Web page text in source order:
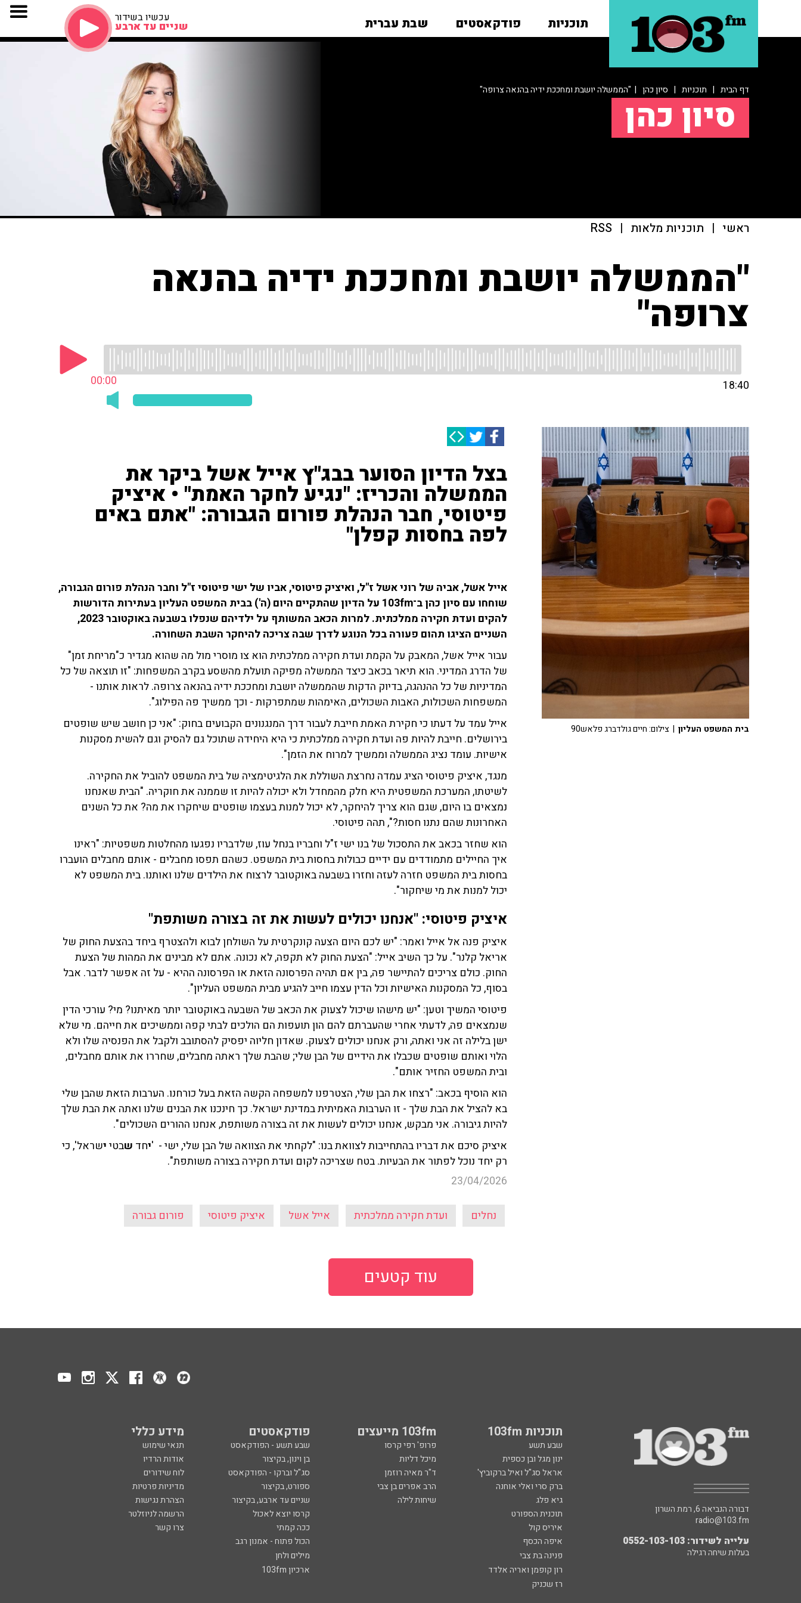
תוכניות פודקאסטים שבת עברית עכשיו בשידור
שניים עד ארבע
דף הבית | תוכניות | סיון כהן | "הממשלה יושבת ומחככת ידיה בהנאה צרופה"
סיון כהן
ראשי | תוכניות מלאות |
RSS
"הממשלה יושבת ומחככת ידיה בהנאה
צרופה"
00:00 18:40
בצל הדיון הסוער בבג"ץ אייל אשל ביקר את
הממשלה והכריז: "נגיע לחקר האמת" • איציק
פיטוסי, חבר הנהלת פורום הגבורה: "אתם באים
לפה בחסות קפלן"
אייל אשל, אביה של רוני אשל ז"ל, ואיציק פיטוסי, אביו של ישי פיטוסי ז"ל וחבר הנהלת פורום הגבורה,
שוחחו עם סיון כהן ב־103fm על הדיון שהתקיים היום (ה') בבית המשפט העליון בעתירות הדורשות
להקים ועדת חקירה ממלכתית. למרות הכאב המשותף על ילדיהם שנפלו בשבעה באוקטובר 2023,
השניים הציגו תהום פעורה בכל הנוגע לדרך שבה צריכה להיחקר השבת השחורה.
עבור אייל אשל, המאבק על הקמת ועדת חקירה ממלכתית הוא צו מוסרי מול מה שהוא מגדיר כ"מריחת זמן"
של הדרג המדיני. הוא תיאר בכאב כיצד הממשלה מפיקה תועלת מהשסע בקרב המשפחות: "זו תוצאה של כל
המדיניות של כל ההנהגה, בדיוק הדקות שהממשלה יושבת ומחככת ידיה בהנאה צרופה. לראות אותנו -
המשפחות השכולות, האבות השכולים, האימהות שמתפרקות - וכך ממשיך פה הפילוג".
אייל עמד על דעתו כי חקירת האמת חייבת לעבור דרך המנגנונים הקבועים בחוק: "אני כן חושב שיש שופטים
בירושלים. חייבת להיות פה ועדת חקירה ממלכתית כי היא היחידה שתוכל גם להסיק וגם להשית מסקנות
אישיות. עומד נציג הממשלה וממשיך למרוח את הזמן".
מנגד, איציק פיטוסי הציג עמדה נחרצת השוללת את הלגיטימציה של בית המשפט להוביל את החקירה.
לשיטתו, המערכת המשפטית היא חלק מהמחדל ולא יכולה להיות זו שממנה את חוקריה. "הבית שאנחנו
נמצאים בו היום, שגם הוא צריך להיחקר, לא יכול למנות בעצמו שופטים שיחקרו את מה? את כל השנים
האחרונות שהם נתנו חסות?", תהה פיטוסי.
הוא שחזר בכאב את התסכול של בנו ישי ז"ל וחבריו בנחל עוז, שלדבריו נפגעו מהחלטות משפטיות: "ראינו
איך החיילים מתמודדים עם ידיים כבולות בחסות בית המשפט. כשהם תפסו מחבלים - אותם מחבלים הועברו
בחסות בית המשפט חזרה לעזה וחזרו בשבעה באוקטובר לרצוח את הילדים שלנו ואותנו. בית המשפט לא
יכול למנות את מי שיחקור".
איציק פיטוסי: "אנחנו יכולים לעשות את זה בצורה משותפת"
איציק פנה אל אייל ואמר: "יש לכם היום הצעה קונקרטית על השולחן לבוא ולהצטרף ביחד בהצעת החוק של
אריאל קלנר". על כך השיב אייל: "הצעת החוק לא תקפה, לא נכונה. אתם לא מבינים את המהות של הצעת
החוק. כולם צריכים להתיישר פה, בין אם תהיה הפרסונה הזאת או הפרסונה ההיא - על זה אפשר לדבר. אבל
בסוף, כל המסקנות האישיות וכל הדין עצמו חייב להגיע מבית המשפט העליון".
פיטוסי המשיך וטען: "יש מישהו שיכול לצעוק את הכאב של השבעה באוקטובר יותר מאיתנו? מי? עורכי הדין
שנמצאים פה, לדעתי אחרי שהעברתם להם הון תועפות הם הולכים לבתי קפה וממשיכים את חייהם. מי שלא
ישן בלילה זה אני ואתה, ורק אנחנו יכולים לצעוק. שאדון חליוה יפסיק להסתובב ולקבל את הפנסיה שלו ולא
הלוי ואותם שופטים שכבלו את הידיים של הבן שלי; שהבת שלך ראתה מחבלים, שחררו את אותם מחבלים,
ובית המשפט החזיר אותם".
הוא הוסיף בכאב: "רצחו את הבן שלי, הצטרפנו למשפחה הקשה הזאת בעל כורחנו. הערבות הזאת שהבן שלי
בא להציל את הבת שלך - זו הערבות האמיתית במדינת ישראל. כך חינכנו את הבנים שלנו ואתה את הבת שלך
להיות גיבורה. אני מבקש, אנחנו יכולים לעשות את זה בצורה משותפת, אנחנו ההורים השכולים".
איציק סיכם את דבריו בהתחייבות לצוואת בנו: "לקחתי את הצוואה של הבן שלי, ישי - 'יחד שבטי ישראל', כי
רק יחד נוכל לפתור את הבעיות. בטח שצריכה לקום ועדת חקירה בצורה משותפת".
23/04/2026
נחלים ועדת חקירה ממלכתית אייל אשל איציק פיטוסי פורום גבורה
בית המשפט העליון | צילום: חיים גולדברג פלאש90
עוד קטעים
תוכניות 103fm 103fm מייעצים פודקאסטים מידע כללי
שבע תשע פרופ' רפי קרסו שבע תשע - הפודקאסט
תנאי שימוש
ינון מגל ובן כספית
מיכל דליות בן וינון, בקיצור
אודות הרדיו
אראל סג"ל ואיל ברקוביץ'
ד"ר מאיה רוזמן סג"ל וברקו - הפודקאסט
לוח שידורים
ברק סרי ואלי אוחנה
הרב אפרים בן צבי ספורט, בקיצור
מדיניות פרטיות
גיא פלג
שיחות לילה שניים עד ארבע, בקיצור
הצהרת נגישות
תוכנית הספורט
קרסו יוצא לאכול
הרשמה לניוזלטר
איריס קול
ככה קמתי
צרו קשר
איפה הכסף
הכול פתוח - אמנון רגב
פנינה בת צבי
מילים ולחן
רון קופמן ואריה אלדד
ארכיון 103fm
רז שכניק
דבורה הנביאה 6, רמת השרון
radio@103.fm
עלייה לשידור: 0552-103-103
בעלות שיחה רגילה